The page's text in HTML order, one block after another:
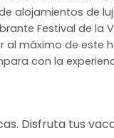
alojamientos de
Festival de
máximo de este
con la
Disfruta tus